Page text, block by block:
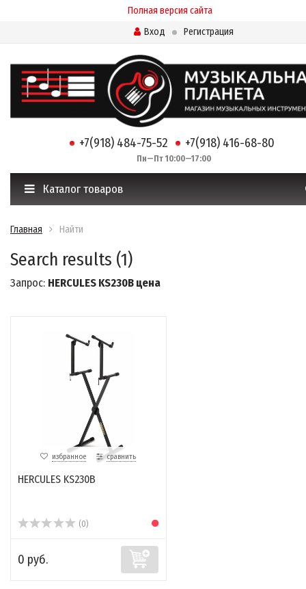
Полная версия сайта
Вход
Регистрация
+7(918) 484-75-52 +7(918) 416-68-80
Пн—Пт 10:00—17:00
Каталог товаров
Главная Найти
Search results (1)
Запрос: HERCULES KS230B цена
избранное сравнить
HERCULES KS230B
(0)
0 руб.